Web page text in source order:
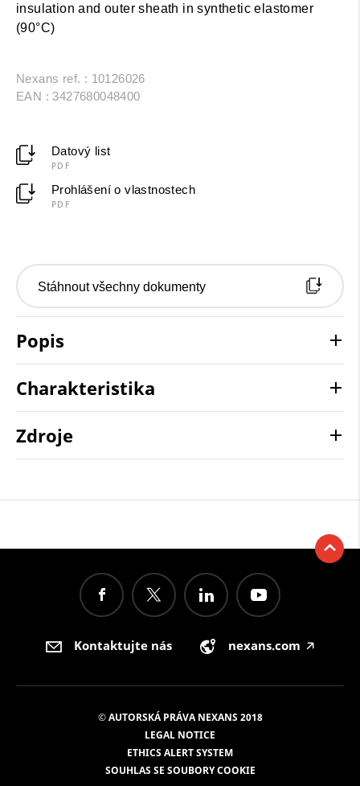
insulation and outer sheath in synthetic elastomer
(90°C)
Nexans ref. : 10126026
EAN : 3427680048400
Datový list
PDF
Prohlášení o vlastnostech
PDF
Stáhnout všechny dokumenty
Popis
Charakteristika
Zdroje
Kontaktujte nás nexans.com 🡥
© AUTORSKÁ PRÁVA NEXANS 2018
LEGAL NOTICE
ETHICS ALERT SYSTEM
SOUHLAS SE SOUBORY COOKIE